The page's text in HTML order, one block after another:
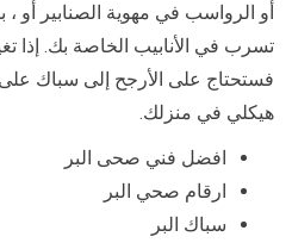
أو الرواسب في مهوية الصنابير أو
تسرب في الأنابيب الخاصة بك. إذا
فستحتاج على الأرجح إلى سباك
هيكلي في منزلك.
افضل فني صحى البر
ارقام صحي البر
سباك البر